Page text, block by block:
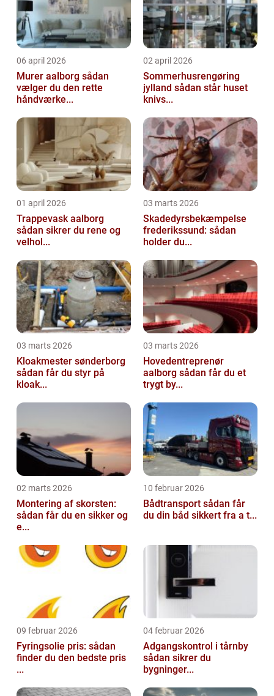
06 april 2026
Murer aalborg sådan
vælger du den rette
håndværke...
02 april 2026
Sommerhusrengøring
jylland sådan står huset
knivs...
01 april 2026
Trappevask aalborg
sådan sikrer du rene og
velhol...
03 marts 2026
Skadedyrsbekæmpelse
frederikssund: sådan
holder du...
03 marts 2026
Kloakmester sønderborg
sådan får du styr på
kloak...
03 marts 2026
Hovedentreprenør
aalborg sådan får du et
trygt by...
02 marts 2026
Montering af skorsten:
sådan får du en sikker og
e...
10 februar 2026
Bådtransport sådan får
du din båd sikkert fra a t...
09 februar 2026
Fyringsolie pris: sådan
finder du den bedste pris
...
04 februar 2026
Adgangskontrol i tårnby
sådan sikrer du
bygninger...